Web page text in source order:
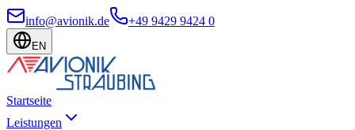
info@avionik.de +49 9429 9424 0
EN
Startseite
Leistungen